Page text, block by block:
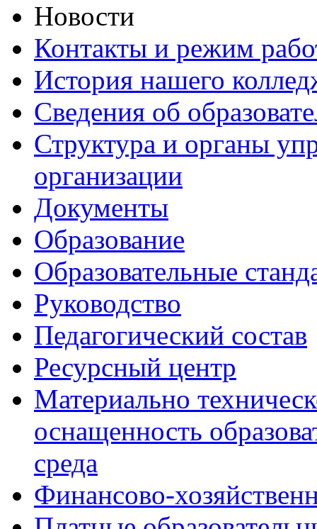
Новости
Контакты и режим
История нашего
Сведения об
Структура и органы
организации
Документы
Образование
Образовательные
Руководство
Педагогический состав
Ресурсный центр
Материально
оснащенность
среда
Финансово-